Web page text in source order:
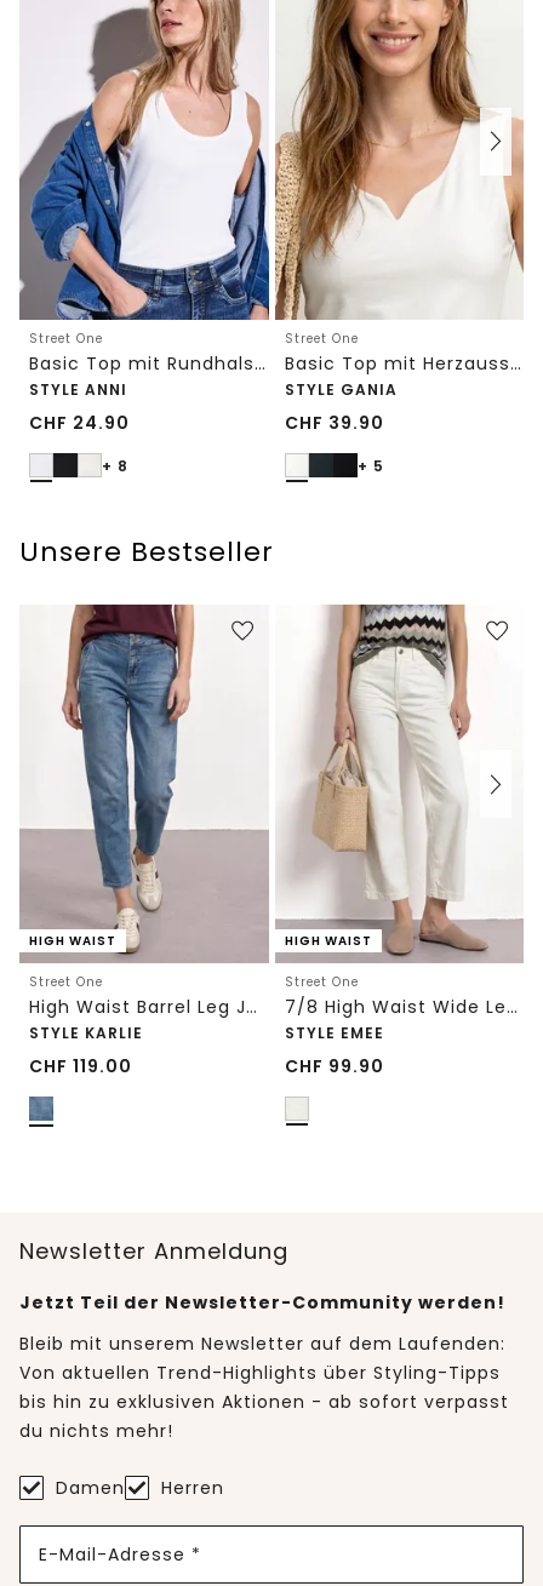
Street One
Basic Top mit Rundhals in Unifarbe
STYLE ANNI
CHF 24.90
+ 8
Street One
Basic Top mit Herzausschnitt
STYLE GANIA
CHF 39.90
+ 5
Unsere Bestseller
HIGH WAIST
Street One
High Waist Barrel Leg Jeans im Loose Fit
STYLE KARLIE
CHF 119.00
HIGH WAIST
Street One
7/8 High Waist Wide Leg Jeans im Loose Fit
STYLE EMEE
CHF 99.90
Newsletter Anmeldung
Jetzt Teil der Newsletter-Community werden!
Bleib mit unserem Newsletter auf dem Laufenden:
Von aktuellen Trend-Highlights über Styling-Tipps
bis hin zu exklusiven Aktionen - ab sofort verpasst
du nichts mehr!
Damen Herren
E-Mail-Adresse *